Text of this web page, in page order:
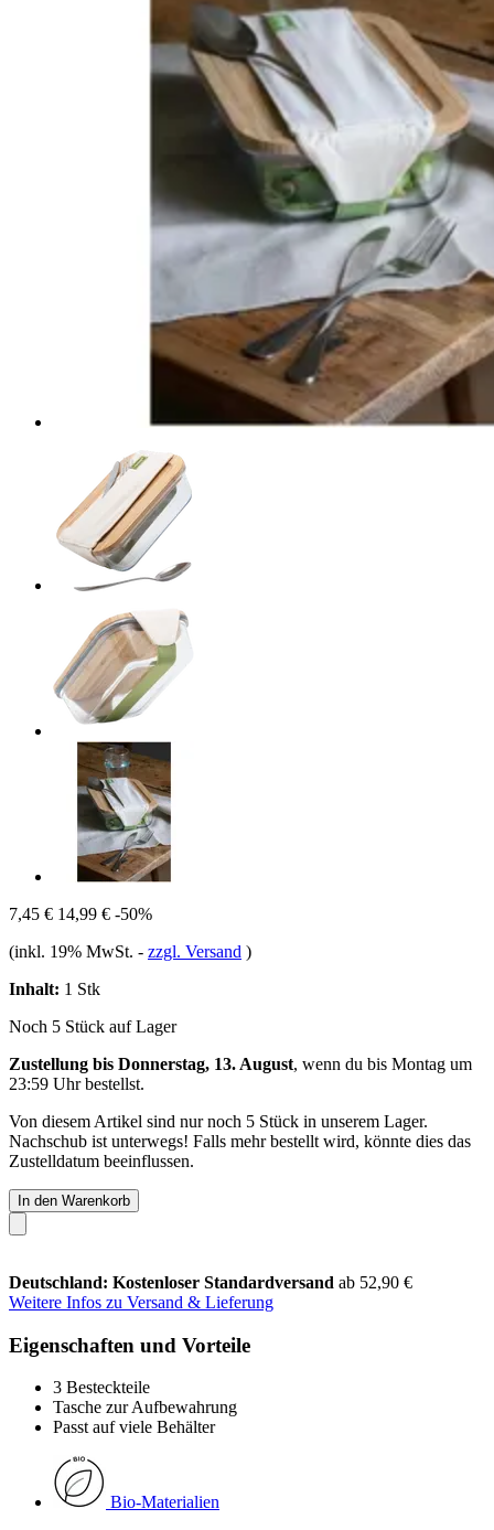
7,45 € 14,99 € -50%
(inkl. 19% MwSt. - zzgl. Versand )
Inhalt: 1 Stk
Noch 5 Stück auf Lager
Zustellung bis Donnerstag, 13. August, wenn du bis Montag um
23:59 Uhrbestellst.
Von diesem Artikel sind nur noch 5 Stück in unserem Lager.
Nachschub ist unterwegs! Falls mehr bestellt wird, könnte dies das
Zustelldatum beeinflussen.
In den Warenkorb
Deutschland: Kostenloser Standardversand ab 52,90 €
Weitere Infos zu Versand & Lieferung
Eigenschaften und Vorteile
3 Besteckteile
Tasche zur Aufbewahrung
Passt auf viele Behälter
Bio-Materialien